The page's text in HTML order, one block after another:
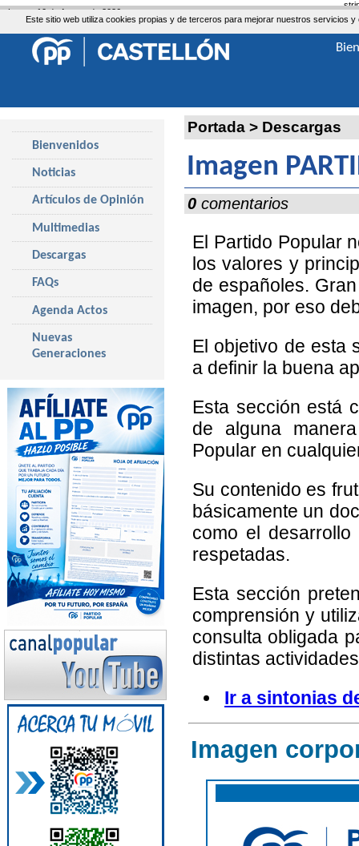
Este sitio web utiliza cookies propias y de terceros para mejorar nuestros servicios
Portada > Descargas
Imagen
0 comentarios
El Partido Popular
los valores y
de españoles.
imagen, por eso
El objetivo de esta
a definir la buena
Esta sección está
de alguna
Popular en
Su contenido es
básicamente un
como el
respetadas.
Esta sección
comprensión y
consulta obligada
distintas
Ir a sintonias
Imagen
Bienvenidos
Noticias
Artículos de Opinión
Multimedias
Descargas
FAQs
Agenda Actos
Nuevas
Generaciones
Lunes, 10 de Agosto de 2026